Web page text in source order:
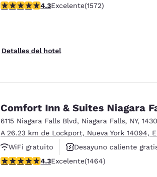
No fumadores
calificación de 4.32 estrellas. Excelente. 1572
4.3Excelente(1572)
Detalles del hotel
Comfort Inn & Suites Niagara
6115 Niagara Falls Blvd, Niagara Falls, NY,
A 26.23 km de Lockport, Nueva York 14094,
WiFi gratuito
Desayuno caliente
calificación de 4.35 estrellas. Excelente. 1464
4.3Excelente(1464)